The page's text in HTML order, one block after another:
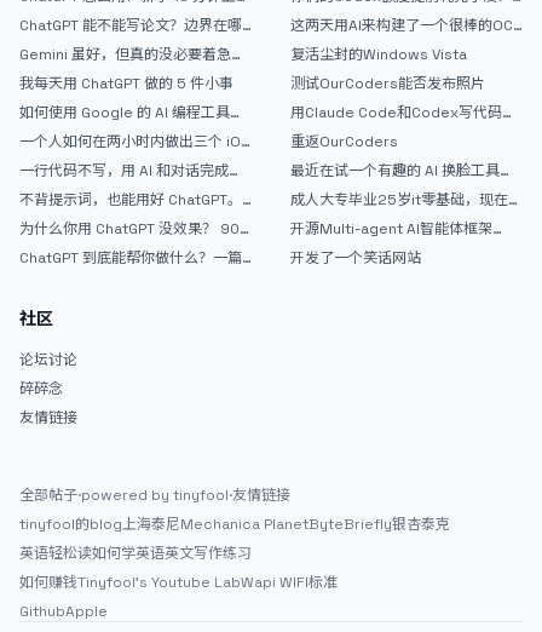
ChatGPT 能不能写论文？边界在哪
Gemini 虽好，但真的没必要着急放
弃 ChatGPT
我每天用 ChatGPT 做的 5 件小事
如何使用 Google 的 AI 编程工具
AntiGravity：独立开发者的新时代
武器
一个人如何在两小时内做出三个 iOS
APP？｜AntiGravity + Gemini 3 实
战完整记录
一行代码不写，用 AI 和对话完成一
个完整网站：《图书天堂》实战记录
不背提示词，也能用好 ChatGPT。
一个万能提问模板
为什么你用 ChatGPT 没效果？ 90%
的人第一步就问错了
ChatGPT 到底能帮你做什么？一篇
戒断反应如何？
这两天用AI来构建了一个很棒的OC
论坛精华区
复活尘封的Windows Vista
测试OurCoders能否发布照片
用Claude Code和Codex写代码真
的爽，但是App怎么挣钱还是很难啊
重返OurCoders
最近在试一个有趣的 AI 换脸工具，
效果挺不错
成人大专毕业25岁it零基础，现在想
考软件设计师，有什么好的建议吗，
谢谢！
开源Multi-agent AI智能体框架
aevatar.ai，欢迎大家贡献代码
开发了一个笑话网站
社区
论坛讨论
碎碎念
友情链接
全部帖子·powered by tinyfool·友情链接
tinyfool的blog上海泰尼Mechanica PlanetByteBriefly银杏泰克
英语轻松读如何学英语英文写作练习
如何赚钱Tinyfool's Youtube LabWapi WIFI标准
GithubApple